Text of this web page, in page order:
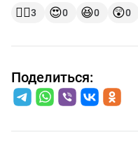
👍🏻3 😍0 😆0 😲0
Поделиться: